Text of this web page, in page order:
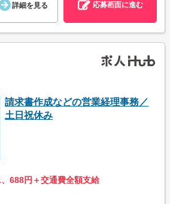
詳細を見る 応募画面に進む
請求書作成などの営業経理事務／
土日祝休み
688円＋交通費全額支給